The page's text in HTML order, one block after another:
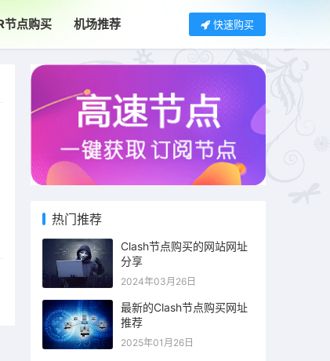
节点购买 机场推荐 快速购买
热门推荐
Clash节点购买的网站网址
分享
2024年03月26日
最新的Clash节点购买网址
推荐
2025年01月26日